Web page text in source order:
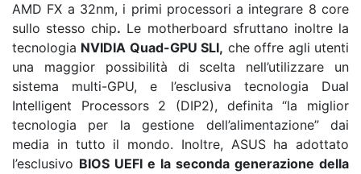
AMD FX a 32nm, i primi processori a integrare 8 core
sullo stesso chip. Le motherboard sfruttano inoltre la
tecnologia NVIDIA Quad-GPU SLI, che offre agli utenti
una maggior possibilità di scelta nell’utilizzare un
sistema multi-GPU, e l’esclusiva tecnologia Dual
Intelligent Processors 2 (DIP2), definita “la miglior
tecnologia per la gestione dell’alimentazione” dai
media in tutto il mondo. Inoltre, ASUS ha adottato
l’esclusivo BIOS UEFI e la seconda generazione della